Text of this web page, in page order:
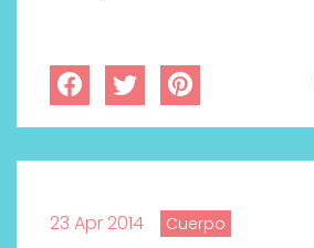
23 Apr 2014 Cuerpo